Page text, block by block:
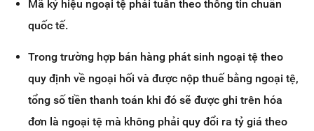
Mã ký hiệu ngoại tệ phải tuân theo thông tin chuẩn
quốc tế.
Trong trường hợp bán hàng phát sinh ngoại tệ theo
quy định về ngoại hối và được nộp thuế bằng ngoại tệ,
tổng số tiền thanh toán khi đó sẽ được ghi trên hóa
đơn là ngoại tệ mà không phải quy đổi ra tỷ giá theo